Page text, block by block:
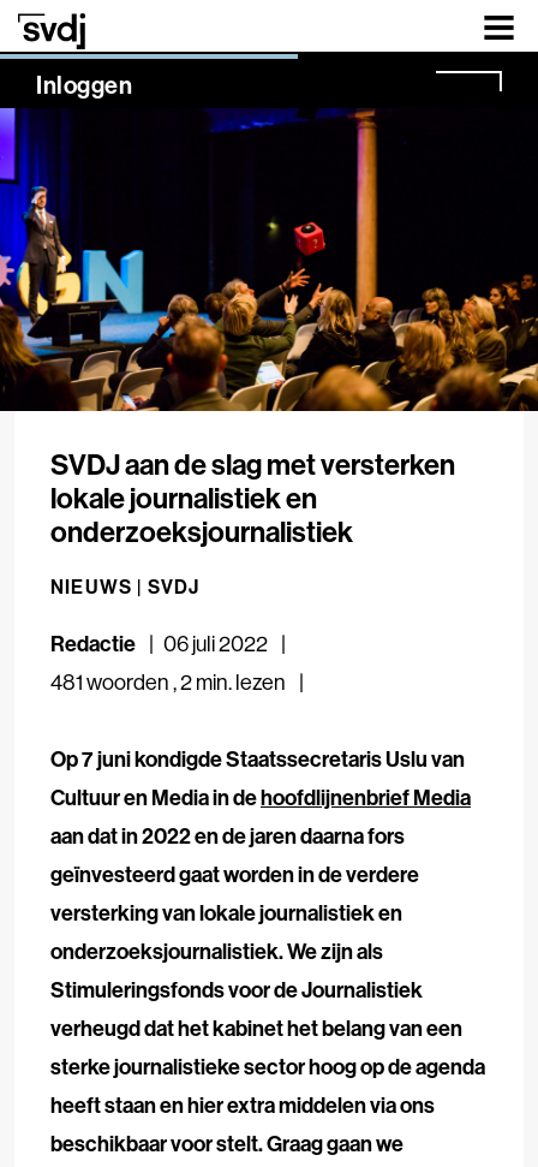
Naar hoofdinhoud
Inloggen
NaN%
SVDJ aan de slag met versterken
lokale journalistiek en
onderzoeksjournalistiek
NIEUWS | SVDJ
Redactie
06 juli 2022
481 woorden,2 min. lezen
Op 7 juni kondigde Staatssecretaris Uslu van
Cultuur en Media in dehoofdlijnenbrief Media
aan dat in 2022 en de jaren daarna fors
geïnvesteerd gaat worden in de verdere
versterking van lokale journalistiek en
onderzoeksjournalistiek. We zijn als
Stimuleringsfonds voor de Journalistiek
verheugd dat het kabinet het belang van een
sterke journalistieke sector hoog op de agenda
heeft staan en hier extra middelen via ons
beschikbaar voor stelt. Graag gaan we